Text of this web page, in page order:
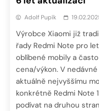
Adolf Pupík
Výrobce Xiaomi již
řady Redmi Note pro
oblíbené mobily a
cena/výkon. V
aktuálně nejvyššímu
konkrétně Redmi Note
podívat na druhou